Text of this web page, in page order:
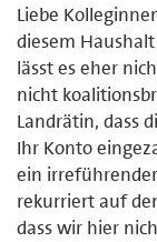
Liebe
diesem
lässt es eher
nicht
Landrätin, dass
Ihr Konto
ein
rekurriert auf
dass wir hier